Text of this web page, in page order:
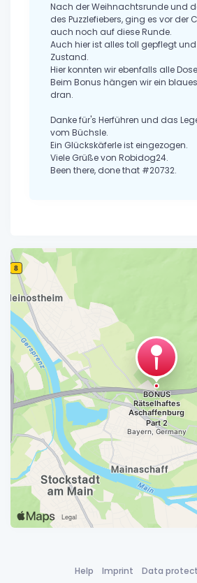
Nach der Weihnachtsrunde und
des Puzzlefiebers, ging es vor der
auch noch auf diese Runde.
Auch hier ist alles toll gepflegt
Zustand.
Hier konnten wir ebenfalls alle
Beim Bonus hängen wir ein
dran.
Danke für's Herführen und das
vom Büchsle.
Ein Glückskäferle ist eingezogen.
Viele Grüße von Robidog24.
Been there, done that #20732.
Help Imprint Data